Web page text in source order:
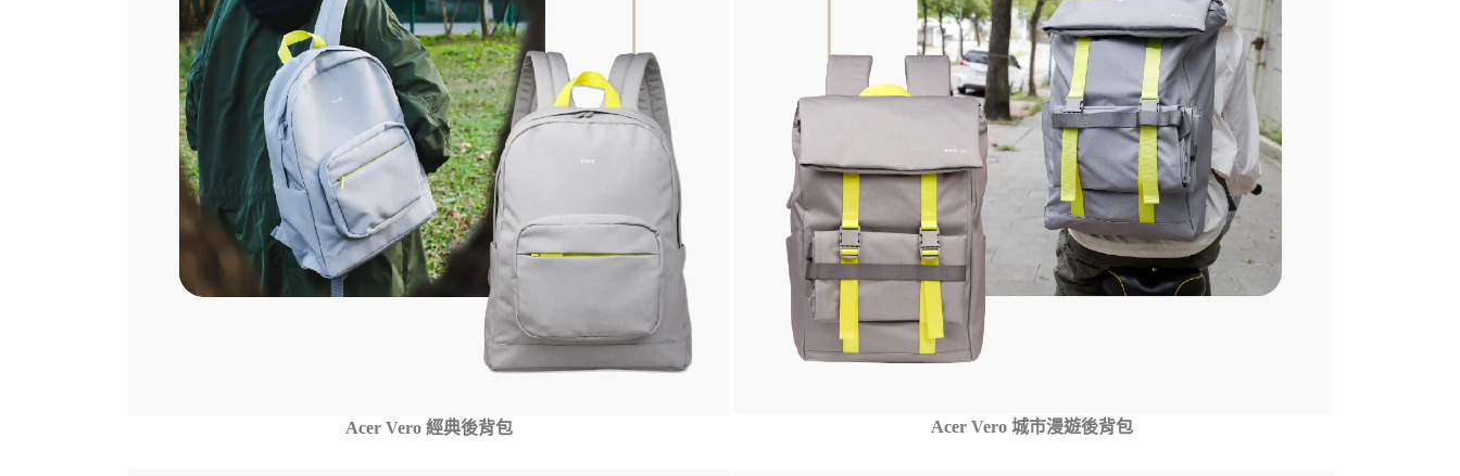
Acer Vero 經典後背包 Acer Vero 城市漫遊後背包